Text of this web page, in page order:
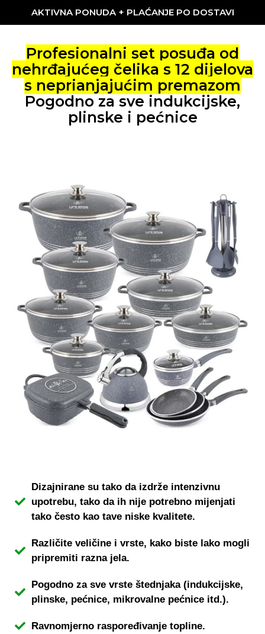
AKTIVNA PONUDA + PLAĆANJE PO DOSTAVI
Profesionalni set posuđa od
nehrđajućeg čelika s 12 dijelova
s ​​neprianjajućim premazom
Pogodno za sve indukcijske,
plinske i pećnice
Dizajnirane su tako da izdrže intenzivnu
upotrebu, tako da ih nije potrebno mijenjati
tako često kao tave niske kvalitete.
Različite veličine i vrste, kako biste lako mogli
pripremiti razna jela.
Pogodno za sve vrste štednjaka (indukcijske,
plinske, pećnice, mikrovalne pećnice itd.).
Ravnomjerno raspoređivanje topline.